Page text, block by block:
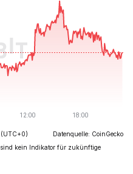
(UTC+0)
Datenquelle: CoinGecko
sind kein Indikator für zukünftige